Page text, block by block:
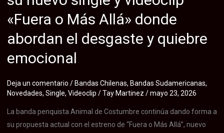
de
post-
en
Sudamérica
gira
internacional
junto
«Fuera o Más Allá» donde
abordan el desgaste y quiebre
emocional
Deja un comentario / Bandas Chilenas, Bandas Sudamericanas,
Novedades, Single, Videoclip /Tay Martinez /mayo 23, 2026
La banda penquista Animal de Costumbre continúa dando forma a
su propuesta actual con el estreno de “Fuera o Más Allá”, nuevo